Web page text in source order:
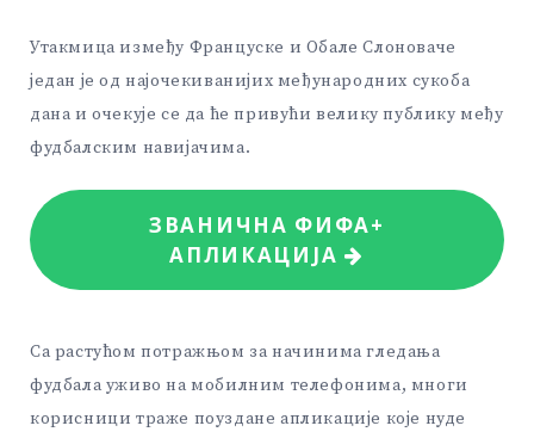
Утакмица између Француске и Обале Слоноваче
један је од најочекиванијих међународних сукоба
дана и очекује се да ће привући велику публику међу
фудбалским навијачима.
ЗВАНИЧНА ФИФА+
АПЛИКАЦИЈА
Са растућом потражњом за начинима гледања
фудбала уживо на мобилним телефонима, многи
корисници траже поуздане апликације које нуде